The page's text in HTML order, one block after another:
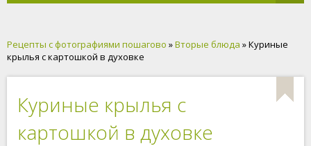
Рецепты с фотографиями пошагово »Вторые блюда » Куриные
крылья с картошкой в духовке
Куриные крылья с
картошкой в духовке